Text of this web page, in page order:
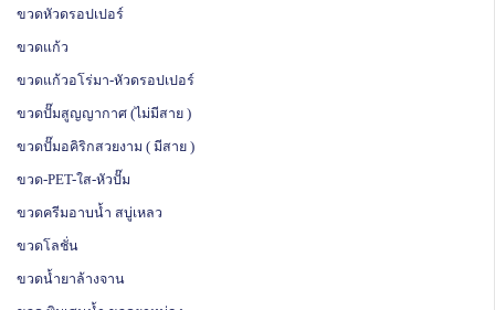
ขวดหัวดรอปเปอร์
ขวดแก้ว
ขวดแก้วอโร่มา-หัวดรอปเปอร์
ขวดปั๊มสูญญากาศ (ไม่มีสาย )
ขวดปั๊มอคิริกสวยงาม ( มีสาย )
ขวด-PET-ใส-หัวปั๊ม
ขวดครีมอาบน้ำ สบู่เหลว
ขวดโลชั่น
ขวดน้ำยาล้างจาน